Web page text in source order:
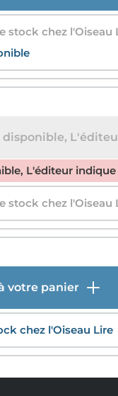
stock chez l'Oiseau
L'éditeur indique ON (OP)
L'éditeur indique
stock chez l'Oiseau
votre panier
chez l'Oiseau Lire